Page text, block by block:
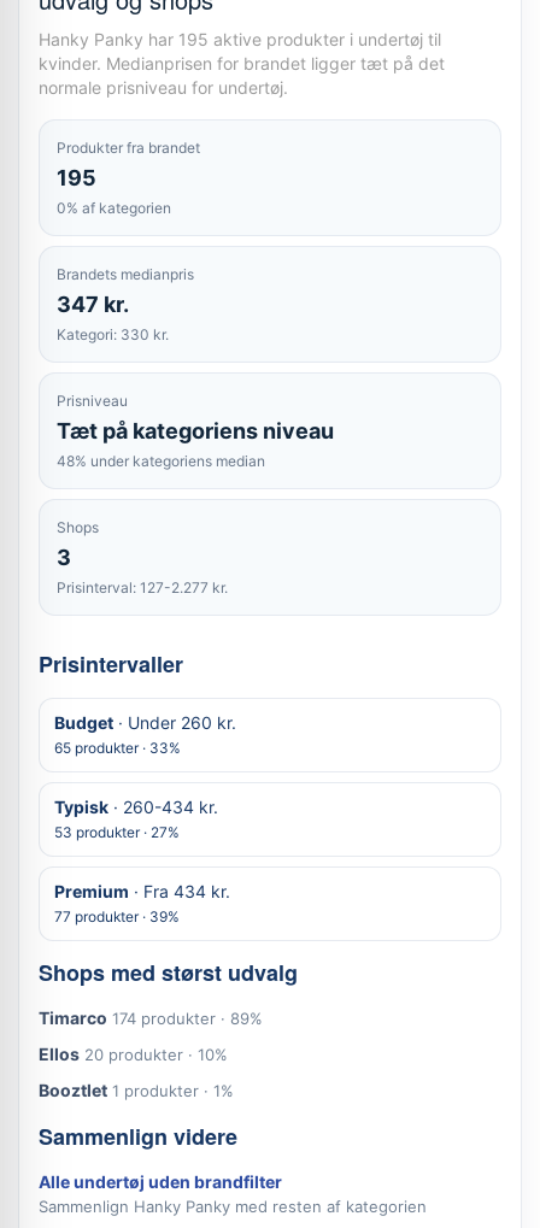
Hanky Panky har 195 aktive produkter i undertøj til
kvinder. Medianprisen for brandet ligger tæt på det
normale prisniveau for undertøj.
Produkter fra brandet
195
0% af kategorien
Brandets medianpris
347 kr.
Kategori: 330 kr.
Prisniveau
Tæt på kategoriens niveau
48% under kategoriens median
Shops
3
Prisinterval: 127-2.277 kr.
Prisintervaller
Budget · Under 260 kr.
65 produkter · 33%
Typisk · 260-434 kr.
53 produkter · 27%
Premium · Fra 434 kr.
77 produkter · 39%
Shops med størst udvalg
Timarco 174 produkter · 89%
Ellos 20 produkter · 10%
Booztlet 1 produkter · 1%
Sammenlign videre
Alle undertøj uden brandfilter
Sammenlign Hanky Panky med resten af kategorien